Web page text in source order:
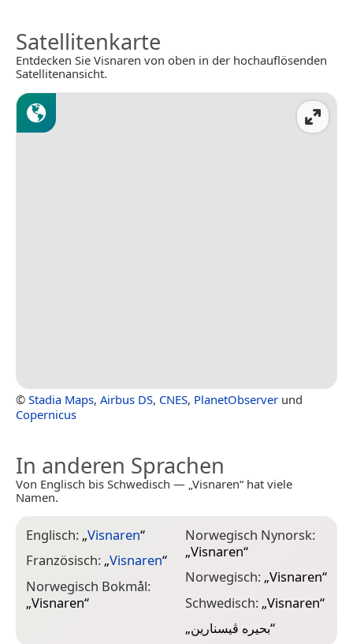
Satellitenkarte
Entdecken Sie Visnaren von oben in der hochauflösenden
Satellitenansicht.
© Stadia Maps, Airbus DS, CNES, PlanetObserver und
Copernicus
In anderen Sprachen
Von Englisch bis Schwedisch — „Visnaren“ hat viele
Namen.
Englisch: „Visnaren“
Französisch: „Visnaren“
Norwegisch Bokmål:
„Visnaren“
Norwegisch Nynorsk:
„Visnaren“
Norwegisch: „Visnaren“
Schwedisch: „Visnaren“
„بحيره ڤيسنارين“